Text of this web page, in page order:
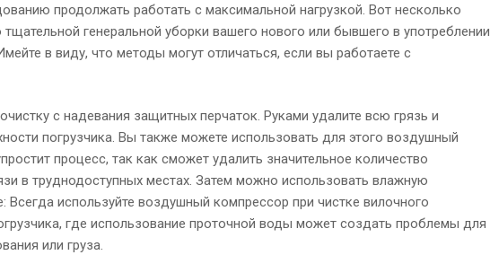
продолжать работать с максимальной нагрузкой. Вот несколько
генеральной уборки вашего нового или бывшего в употреблении
в виду, что методы могут отличаться, если вы работаете с
с надевания защитных перчаток. Руками удалите всю грязь и
погрузчика. Вы также можете использовать для этого воздушный
процесс, так как сможет удалить значительное количество
в труднодоступных местах. Затем можно использовать влажную
Всегда используйте воздушный компрессор при чистке вилочного
где использование проточной воды может создать проблемы для
или груза.